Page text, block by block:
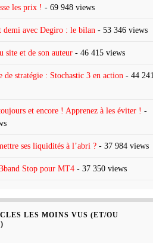
les prix ! - 69 948 views
demi avec Degiro : le bilan - 53 346 views
site et de son auteur - 46 415 views
de stratégie : Stochastic 3 en action - 44 241
et encore ! Apprenez à les éviter ! -
ses liquidités à l’abri ? - 37 984 views
Stop pour MT4 - 37 350 views
LES MOINS VUS (ET/OU